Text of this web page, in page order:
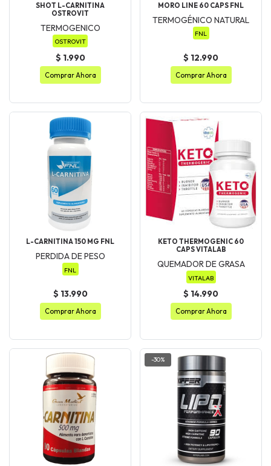
SHOT L-CARNITINA
OSTROVIT
TERMOGENICO
OSTROVIT
$ 1.990
Comprar Ahora
MORO LINE 60 CAPS FNL
TERMOGÉNICO NATURAL
FNL
$ 12.990
Comprar Ahora
L-CARNITINA 150 MG FNL
PERDIDA DE PESO
FNL
$ 13.990
Comprar Ahora
KETO THERMOGENIC 60
CAPS VITALAB
QUEMADOR DE GRASA
VITALAB
$ 14.990
Comprar Ahora
-30%